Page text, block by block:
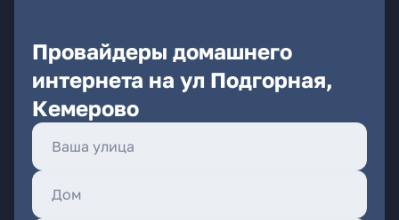
Провайдеры домашнего
интернета на ул Подгорная,
Кемерово